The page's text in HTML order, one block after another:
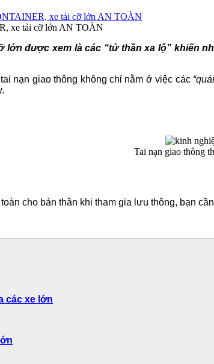
xe tải cỡ lớn AN TOÀN
xe tải cỡ lớn AN TOÀN
lớn được xem là các “tử thần xa lộ” khiến
nạn giao thông không chỉ nằm ở việc các
Tai nạn giao thông
cho bản thân khi tham gia lưu thông, bạn
các xe lớn